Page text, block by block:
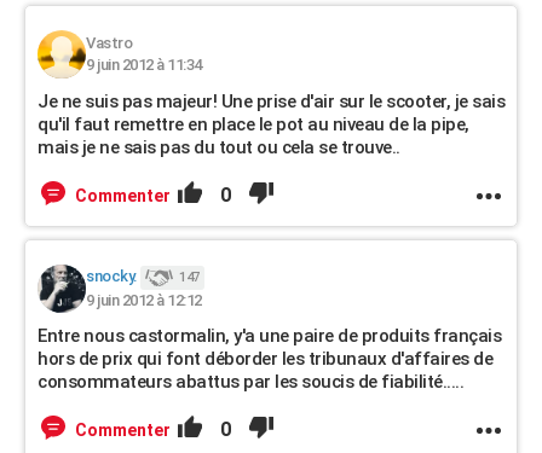
Vastro
9 juin 2012 à 11:34
Je ne suis pas majeur! Une prise d'air sur le scooter, je sais
qu'il faut remettre en place le pot au niveau de la pipe,
mais je ne sais pas du tout ou cela se trouve..
Commenter 0
snocky. 147
9 juin 2012 à 12:12
Entre nous castormalin, y'a une paire de produits français
hors de prix qui font déborder les tribunaux d'affaires de
consommateurs abattus par les soucis de fiabilité.....
Commenter 0